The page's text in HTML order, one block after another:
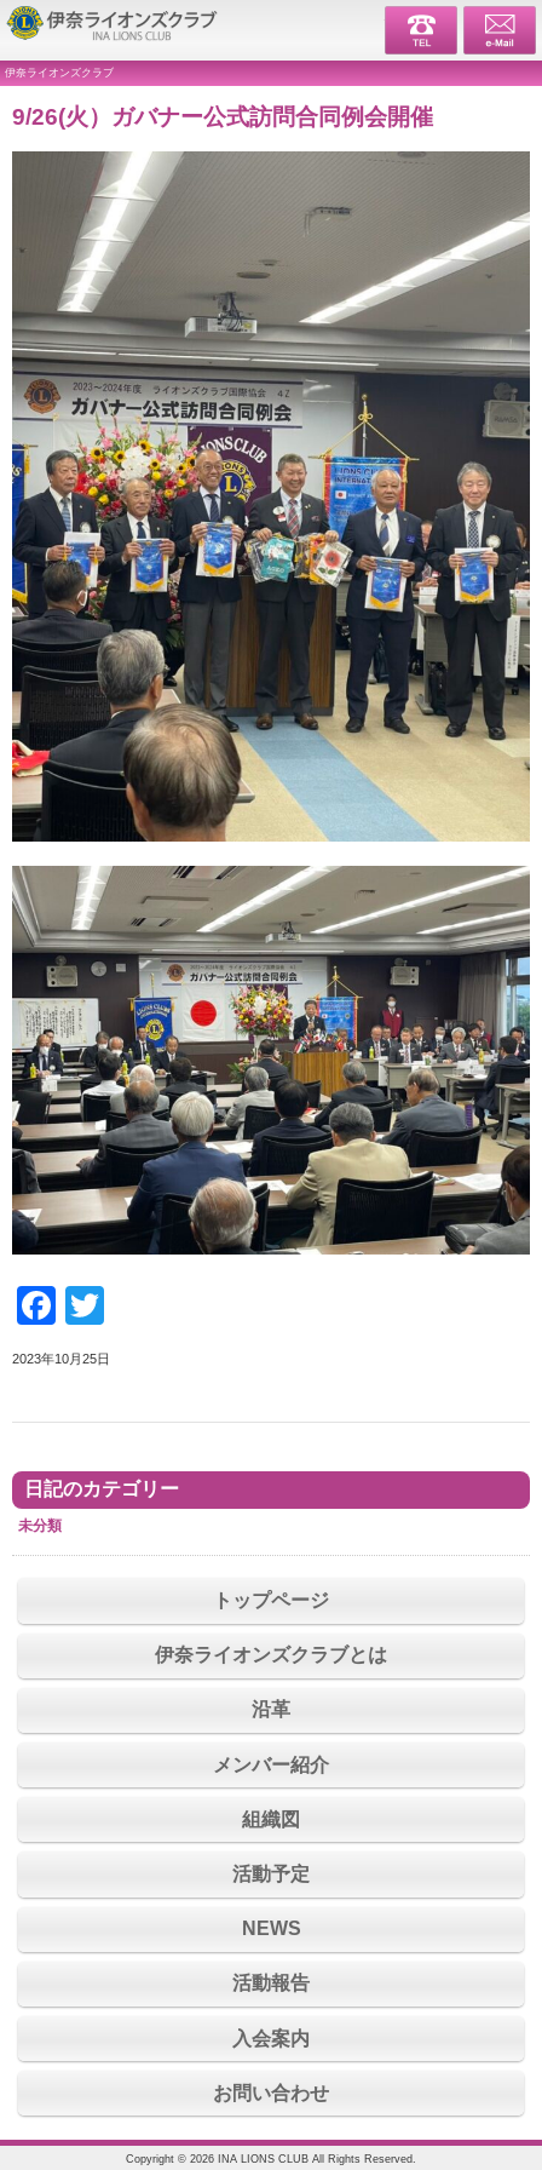
伊奈ライ
伊奈ライオンズクラブ
9/26(火）ガバナー公式訪問合同例会開催
Facebook
2023年10月25日
日記のカテゴリー
未分類
トップページ
伊奈ライオンズクラブとは
沿革
メンバー紹介
組織図
活動予定
NEWS
活動報告
入会案内
お問い合わせ
Copyright © 2026 INA LIONS CLUB All Rights Reserved.